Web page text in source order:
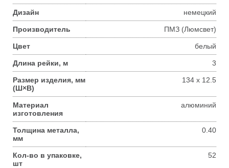
Дизайн немецкий
Производитель ПМЗ (Люмсвет)
Цвет белый
Длина рейки, м 3
Размер изделия, мм
(Ш×В)
134 x 12.5
Материал
изготовления
алюминий
Толщина металла,
мм
0.40
Кол-во в упаковке,
шт
52